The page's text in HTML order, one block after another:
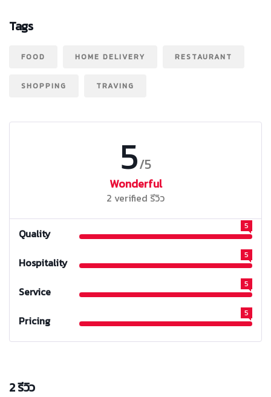
Tags
FOOD HOME DELIVERY RESTAURANT
SHOPPING TRAVING
5/5
Wonderful
2 verified รีวิว
Quality
5
Hospitality
5
Service
5
Pricing
5
2 รีวิว